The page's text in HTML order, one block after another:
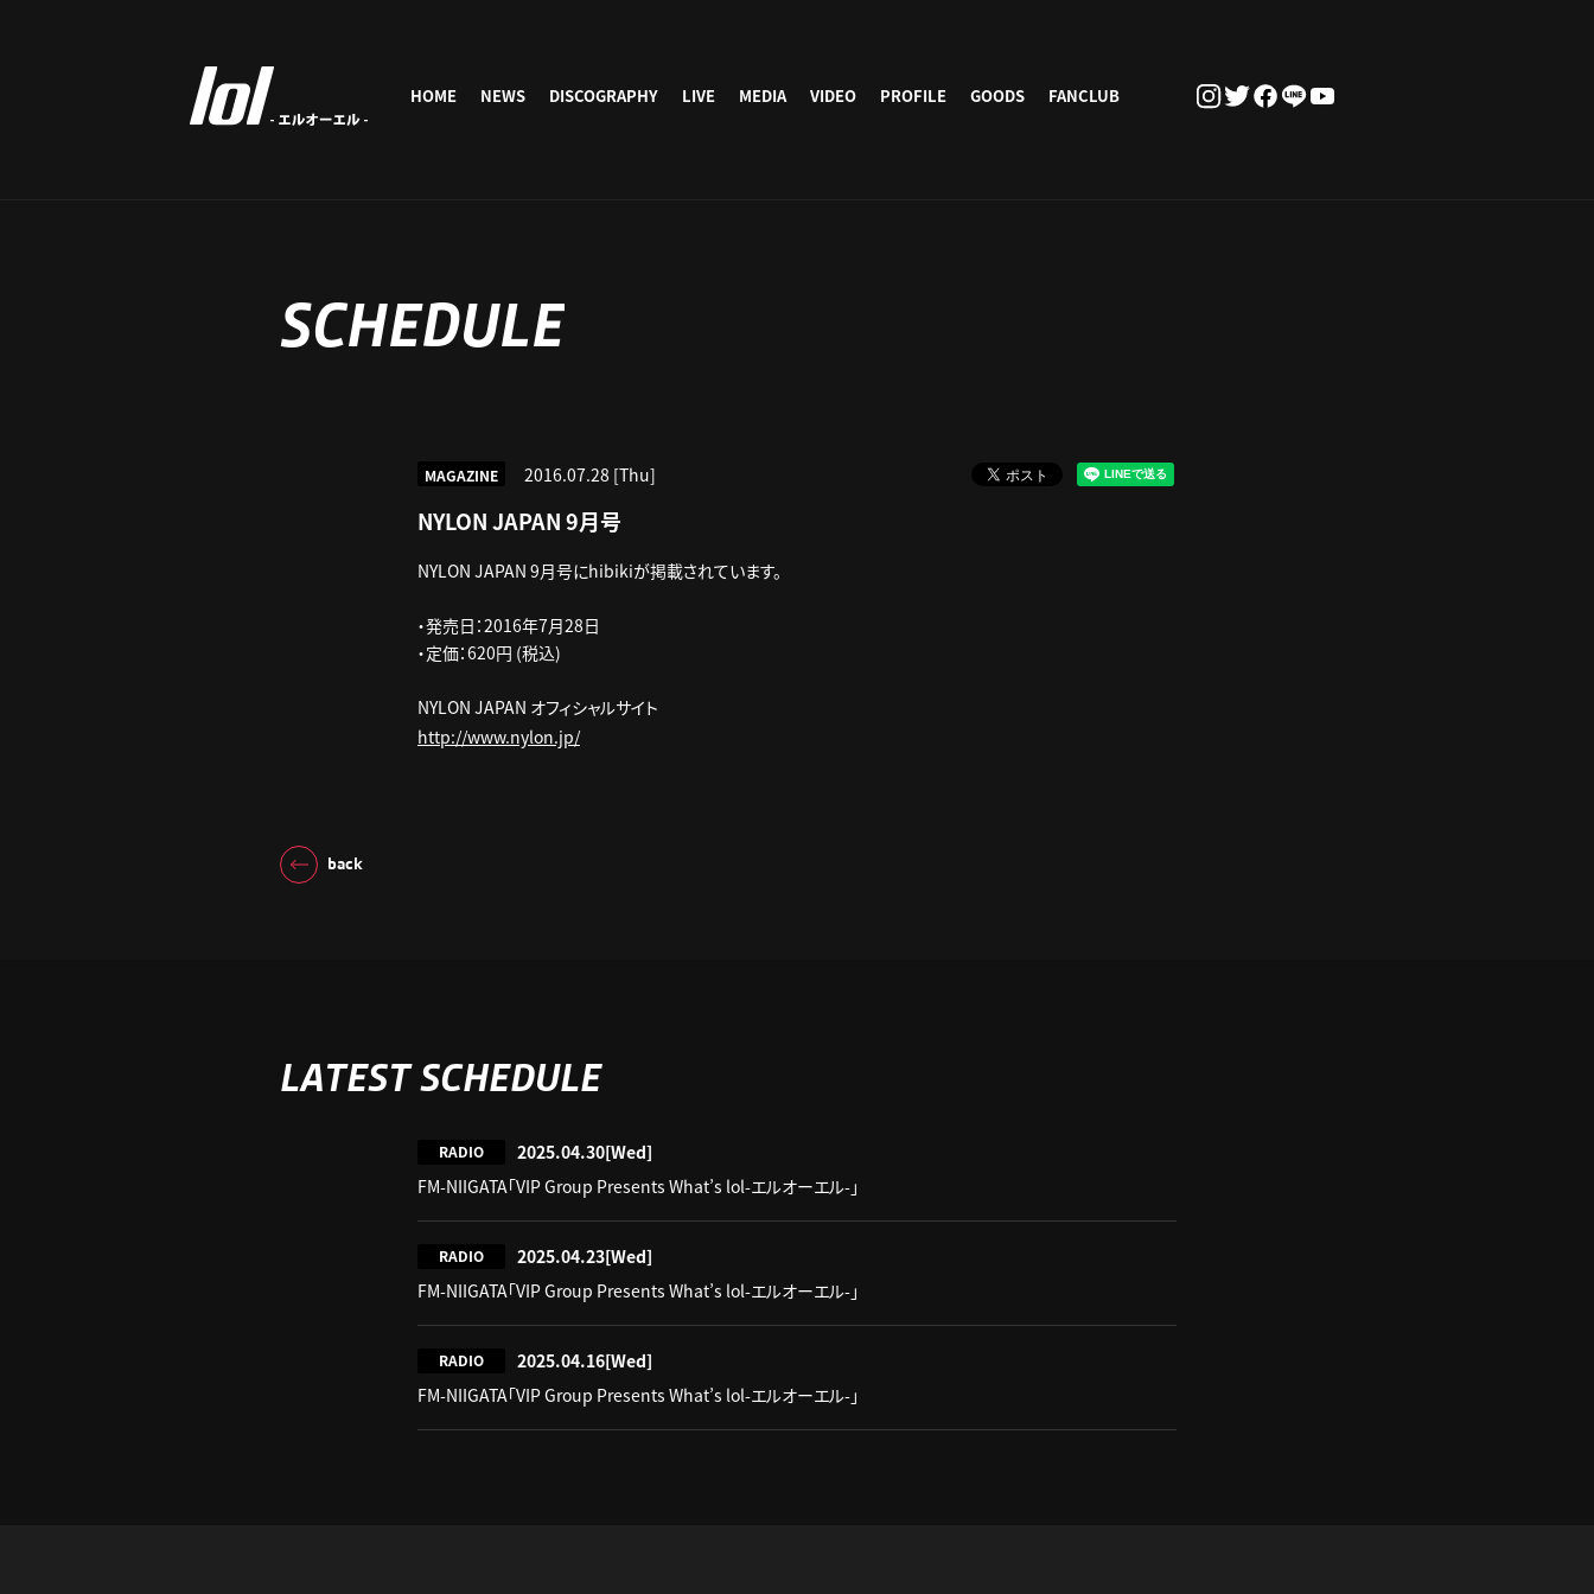
HOME NEWS DISCOGRAPHY LIVE MEDIA VIDEO PROFILE GOODS FANCLUB
SCHEDULE
2016.07.28 [Thu]
MAGAZINE
NYLON JAPAN 9月号
NYLON JAPAN 9月号にhibikiが掲載されています。
・発売日：2016年7月28日
・定価：620円 (税込)
NYLON JAPAN オフィシャルサイト
http://www.nylon.jp/
back
LATEST SCHEDULE
RADIO 2025.04.30[Wed]
FM-NIIGATA「VIP Group Presents What’s lol-エルオーエル-」
RADIO 2025.04.23[Wed]
FM-NIIGATA「VIP Group Presents What’s lol-エルオーエル-」
RADIO 2025.04.16[Wed]
FM-NIIGATA「VIP Group Presents What’s lol-エルオーエル-」